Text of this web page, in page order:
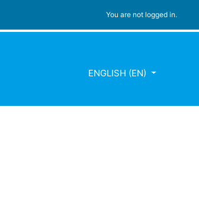
You are not logged in.
ENGLISH ‎(EN)‎